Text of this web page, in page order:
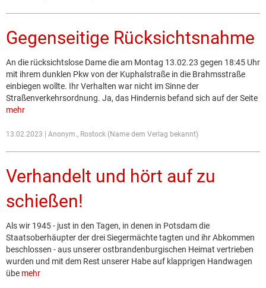
Gegenseitige Rücksichtsnahme
An die rücksichtslose Dame die am Montag 13.02.23 gegen 18:45 Uhr
mit ihrem dunklen Pkw von der Kuphalstraße in die Brahmsstraße
einbiegen wollte. Ihr Verhalten war nicht im Sinne der
Straßenverkehrsordnung. Ja, das Hindernis befand sich auf der Seite
mehr
13.02.2023 | Anonym., Rostock (Name dem Verlag bekannt)
Verhandelt und hört auf zu
schießen!
Als wir 1945 - just in den Tagen, in denen in Potsdam die
Staatsoberhäupter der drei Siegermächte tagten und ihr Abkommen
beschlossen - aus unserer ostbrandenburgischen Heimat vertrieben
wurden und mit dem Rest unserer Habe auf klapprigen Handwagen
übe mehr